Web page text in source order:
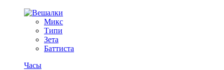
Микс
Типи
Зета
Баттиста
Часы